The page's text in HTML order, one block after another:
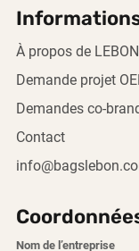
À propos de LEBON
Demande projet
Demandes co-
Contact
Nom de l’entreprise